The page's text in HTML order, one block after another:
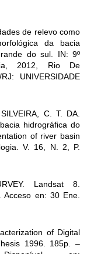
de relevo como
da bacia
do sul. IN: 9º
2012, Rio De
UNIVERSIDADE
C. T. DA.
hidrográfica do
of river basin
V. 16, N. 2, P.
Landsat 8.
Acceso en: 30 Ene.
of Digital
1996. 185p. –